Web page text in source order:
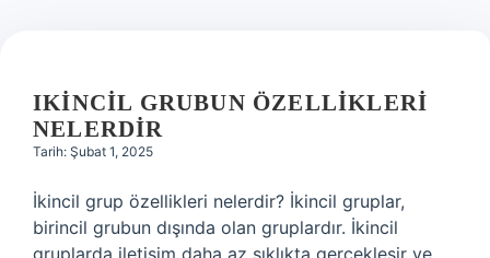
IKINCIL GRUBUN ÖZELLIKLERI
NELERDIR
Tarih: Şubat 1, 2025
İkincil grup özellikleri nelerdir? İkincil gruplar,
birincil grubun dışında olan gruplardır. İkincil
gruplarda iletişim daha az sıklıkta gerçekleşir ve